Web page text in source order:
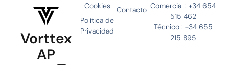
Vorttex
AP
Contacto
Cookies
Política de
Privacidad
Comercial : +34 654
515 462
Técnico : +34 655
215 895